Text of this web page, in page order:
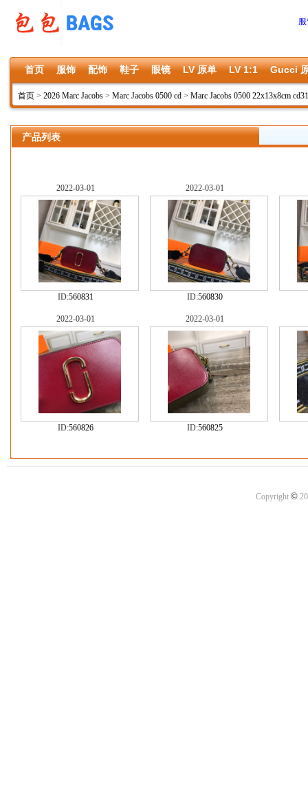
首页 服饰 配饰 鞋子 眼镜 LV 原单 LV 1:1 Gucci
首页 > 2026 Marc Jacobs > Marc Jacobs 0500 cd > Marc Jacobs 0500 22x13x8cm cd31
产品列表
2022-03-01
ID:560831
2022-03-01
ID:560830
2022-03-01
ID:560826
2022-03-01
ID:560825
Copyright ©